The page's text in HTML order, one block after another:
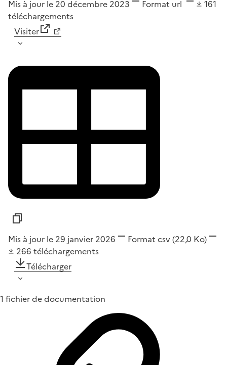
Mis à jour le 20 décembre 2023 Format url
161
téléchargements
Visiter
Mis à jour le 29 janvier 2026 Format csv(22,0 Ko)
266 téléchargements
Télécharger
1 fichier de documentation